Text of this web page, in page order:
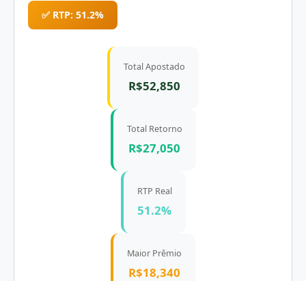
✅ RTP: 51.2%
Total Apostado
R$52,850
Total Retorno
R$27,050
RTP Real
51.2%
Maior Prêmio
R$18,340